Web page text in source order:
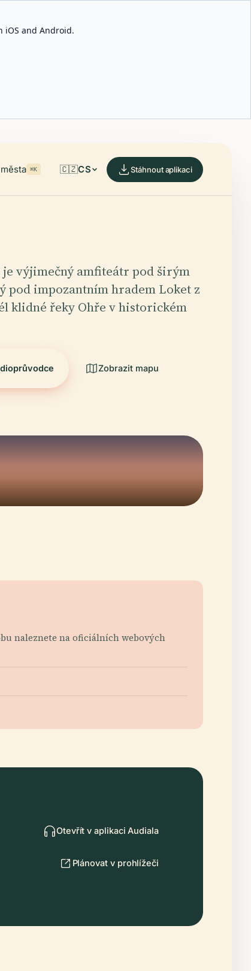
iOS and Android.
⌘K 🇨🇿CS Stáhnout aplikaci
výjimečný amfiteátr pod širým
pod impozantním hradem Loket z
klidné řeky Ohře v historickém
Zobrazit mapu
naleznete na oficiálních webových
Otevřít v aplikaci Audiala
Plánovat v prohlížeči